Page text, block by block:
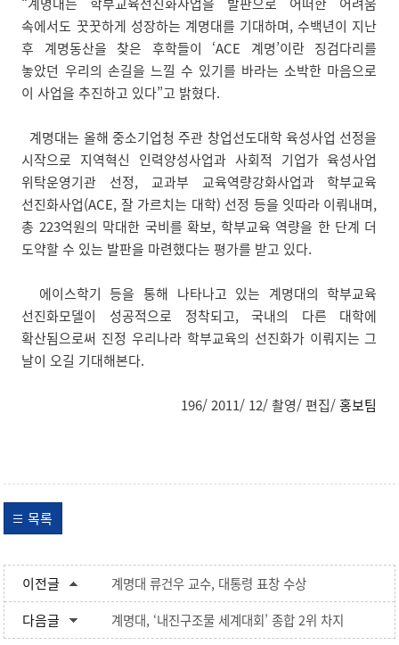
속에서도 꿋꿋하게 성장하는 계명대를 기대하며, 수백년이 지난
후 계명동산을 찾은 후학들이 ‘ACE 계명’이란 징검다리를
놓았던 우리의 손길을 느낄 수 있기를 바라는 소박한 마음으로
이 사업을 추진하고 있다”고 밝혔다.
계명대는 올해 중소기업청 주관 창업선도대학 육성사업 선정을
시작으로 지역혁신 인력양성사업과 사회적 기업가 육성사업
위탁운영기관 선정, 교과부 교육역량강화사업과 학부교육
선진화사업(ACE, 잘 가르치는 대학) 선정 등을 잇따라 이뤄내며,
총 223억원의 막대한 국비를 확보, 학부교육 역량을 한 단계 더
도약할 수 있는 발판을 마련했다는 평가를 받고 있다.
에이스학기 등을 통해 나타나고 있는 계명대의 학부교육
선진화모델이 성공적으로 정착되고, 국내의 다른 대학에
확산됨으로써 진정 우리나라 학부교육의 선진화가 이뤄지는 그
날이 오길 기대해본다.
196/ 2011/ 12/ 촬영/ 편집/홍보팀
목록
이전글
계명대 류건우 교수, 대통령 표창 수상
다음글
계명대, ‘내진구조물 세계대회’ 종합 2위 차지